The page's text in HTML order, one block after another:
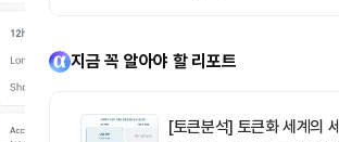
지금 꼭 알아야 할 리포트
[토큰분석] 토큰화 세계의 세